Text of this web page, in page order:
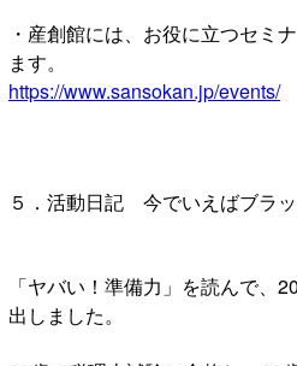
・産創館には、お役に立つセミ
ます。
https://www.sansokan.jp/events/
５．活動日記 今でいえばブラ
「ヤバい！準備力」を読んで、
出しました。